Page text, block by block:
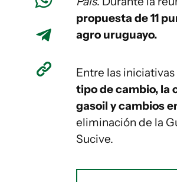
propuesta de 11
agro uruguayo.
Entre las
tipo de cambio, la
gasoil y cambios
eliminación de la
Sucive.